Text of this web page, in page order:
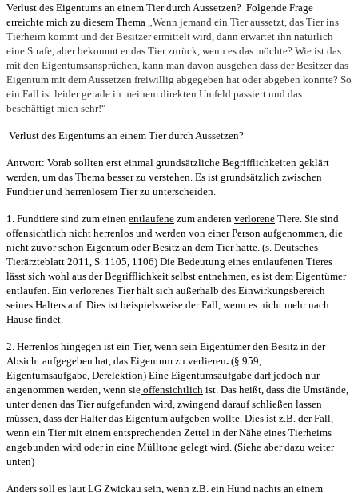
Verlust des Eigentums an einem Tier durch Aussetzen? Folgende Frage
erreichte mich zu diesem Thema
„Wenn jemand ein Tier aussetzt, das Tier ins
Tierheim kommt und der Besitzer ermittelt wird, dann erwartet ihn natürlich
eine Strafe, aber bekommt er das Tier zurück, wenn es das möchte? Wie ist das
mit den Eigentumsansprüchen, kann man davon ausgehen dass der Besitzer das
Eigentum mit dem Aussetzen freiwillig abgegeben hat oder abgeben konnte? So
ein Fall ist leider gerade in meinem direkten Umfeld passiert und das
beschäftigt mich sehr!“
Verlust des Eigentums an einem Tier durch Aussetzen?
Antwort: Vorab sollten erst einmal grundsätzliche Begrifflichkeiten geklärt
werden, um das Thema besser zu verstehen. Es ist grundsätzlich zwischen
Fundtier und herrenlosem Tier zu unterscheiden.
1. Fundtiere sind zum einen entlaufene zum anderen verlorene Tiere. Sie sind
offensichtlich nicht herrenlos und werden von einer Person aufgenommen, die
nicht zuvor schon Eigentum oder Besitz an dem Tier hatte. (s. Deutsches
Tierärzteblatt 2011, S. 1105, 1106) Die Bedeutung eines entlaufenen Tieres
lässt sich wohl aus der Begrifflichkeit selbst entnehmen, es ist dem Eigentümer
entlaufen. Ein verlorenes Tier hält sich außerhalb des Einwirkungsbereich
seines Halters auf. Dies ist beispielsweise der Fall, wenn es nicht mehr nach
Hause findet.
2. Herrenlos hingegen ist ein Tier, wenn sein Eigentümer den Besitz in der
Absicht aufgegeben hat, das Eigentum zu verlieren. (§ 959,
Eigentumsaufgabe, Derelektion) Eine Eigentumsaufgabe darf jedoch nur
angenommen werden, wenn sie offensichtlich ist. Das heißt, dass die Umstände,
unter denen das Tier aufgefunden wird, zwingend darauf schließen lassen
müssen, dass der Halter das Eigentum aufgeben wollte. Dies ist z.B. der Fall,
wenn ein Tier mit einem entsprechenden Zettel in der Nähe eines Tierheims
angebunden wird oder in eine Mülltone gelegt wird. (Siehe aber dazu weiter
unten)
Anders soll es laut LG Zwickau sein, wenn z.B. ein Hund nachts an einem